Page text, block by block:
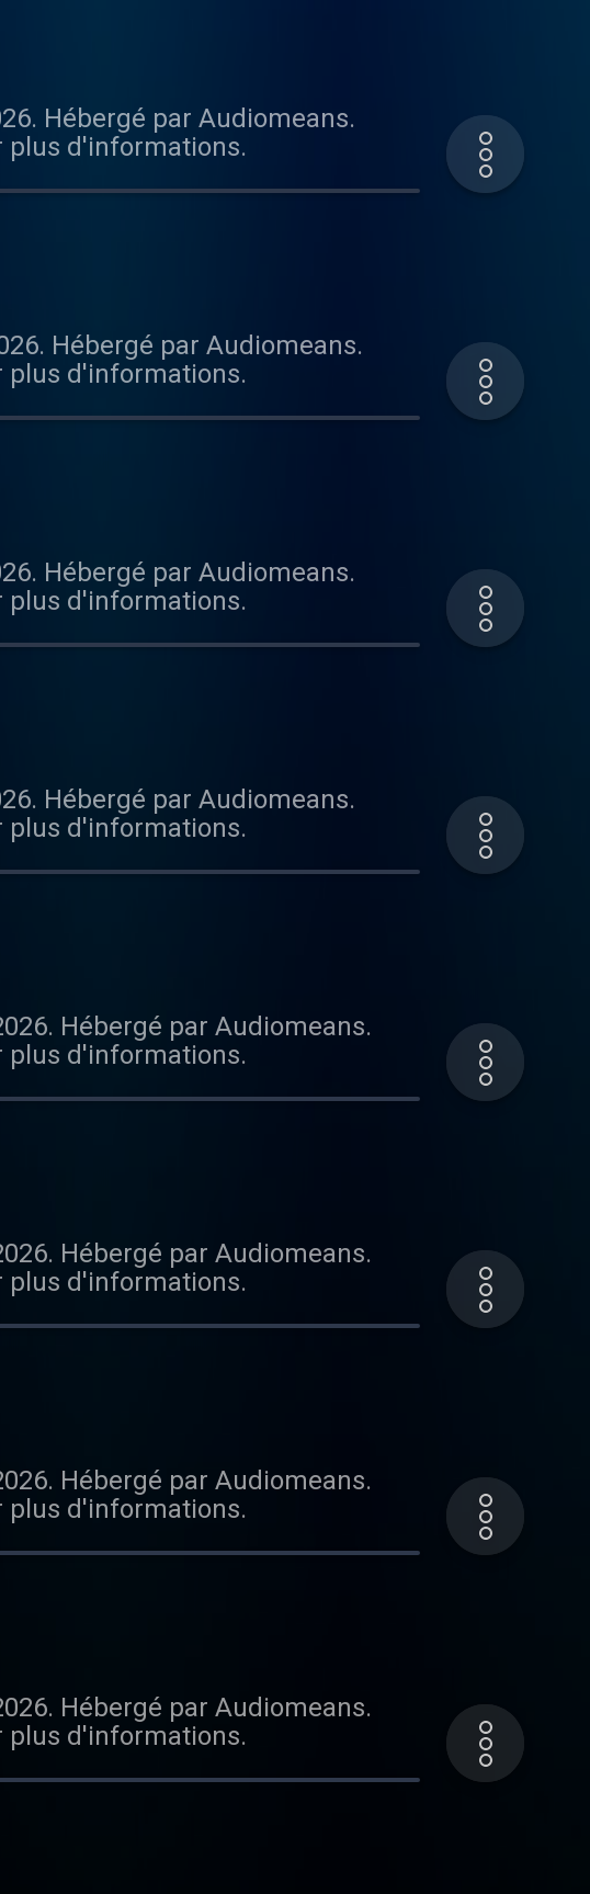
Hébergé par Audiomeans.
d'informations.
Hébergé par Audiomeans.
d'informations.
Hébergé par Audiomeans.
d'informations.
Hébergé par Audiomeans.
d'informations.
Hébergé par Audiomeans.
d'informations.
Hébergé par Audiomeans.
d'informations.
Hébergé par Audiomeans.
d'informations.
Hébergé par Audiomeans.
d'informations.